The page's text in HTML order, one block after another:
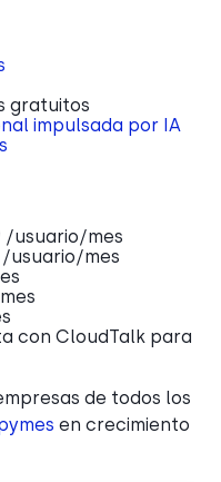
gratuitos
impulsada por IA
/usuario/mes
/usuario/mes
con CloudTalk para
de todos los
en crecimiento